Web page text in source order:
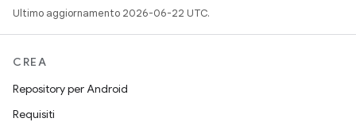
Ultimo aggiornamento 2026-06-22 UTC.
CREA
Repository per Android
Requisiti